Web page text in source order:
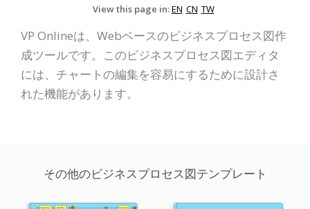
View this page in:EN CN TW
VP Onlineは、Webベースのビジネスプロセス図作
成ツールです。このビジネスプロセス図エディタ
には、チャートの編集を容易にするために設計さ
れた機能があります。
その他のビジネスプロセス図テンプレート